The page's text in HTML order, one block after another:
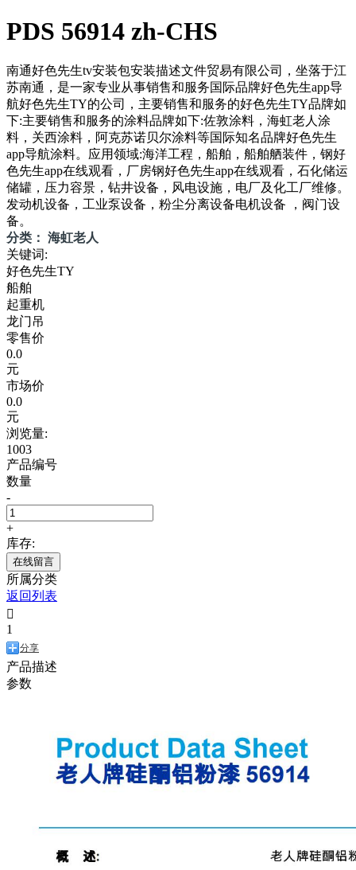
PDS 56914 zh-CHS
南通好色先生tv安装包安装描述文件贸易有限公司，坐落于江
苏南通，是一家专业从事销售和服务国际品牌好色先生app导
航好色先生TY的公司，主要销售和服务的好色先生TY品牌如
下:主要销售和服务的涂料品牌如下:佐敦涂料，海虹老人涂
料，关西涂料，阿克苏诺贝尔涂料等国际知名品牌好色先生
app导航涂料。应用领域:海洋工程，船舶，船舶舾装件，钢好
色先生app在线观看，厂房钢好色先生app在线观看，石化储运
储罐，压力容景，钻井设备，风电设施，电厂及化工厂维修。
发动机设备，工业泵设备，粉尘分离设备电机设备 ，阀门设
备。
分类： 海虹老人
关键词:
好色先生TY
船舶
起重机
龙门吊
零售价
0.0
元
市场价
0.0
元
浏览量:
1003
产品编号
数量
-
+
库存:
在线留言
所属分类
返回列表

1
分享
产品描述
参数